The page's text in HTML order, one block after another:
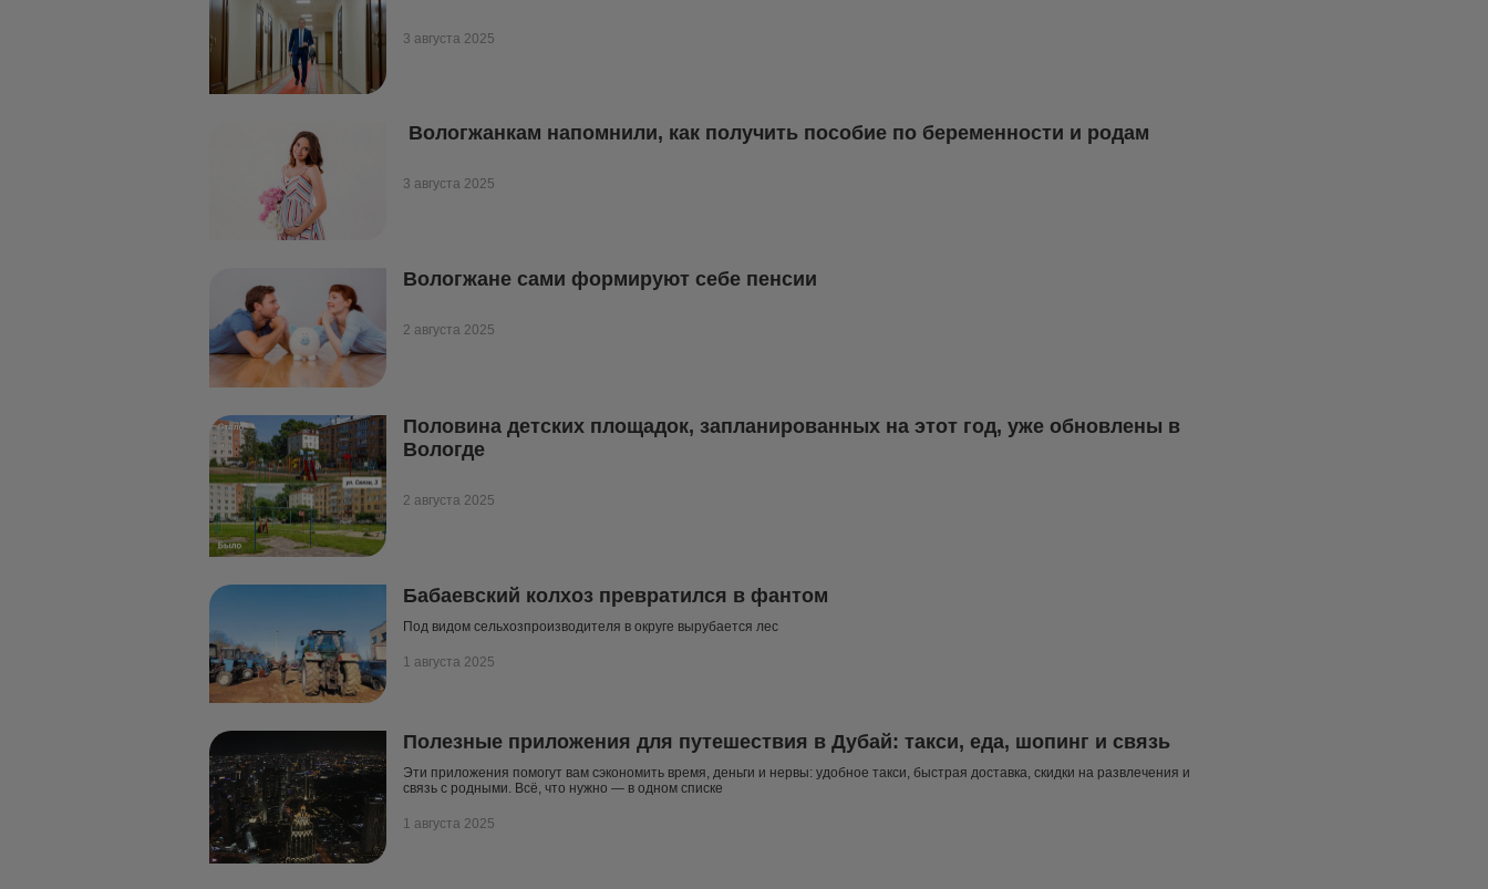
3 августа 2025
Вологжанкам напомнили, как получить пособие по беременности и родам
3 августа 2025
Вологжане сами формируют себе пенсии
2 августа 2025
Половина детских площадок, запланированных на этот год, уже обновлены в
Вологде
2 августа 2025
Бабаевский колхоз превратился в фантом
Под видом сельхозпроизводителя в округе вырубается лес
1 августа 2025
Полезные приложения для путешествия в Дубай: такси, еда, шопинг и связь
Эти приложения помогут вам сэкономить время, деньги и нервы: удобное такси, быстрая доставка, скидки на развлечения и
связь с родными. Всё, что нужно — в одном списке
1 августа 2025